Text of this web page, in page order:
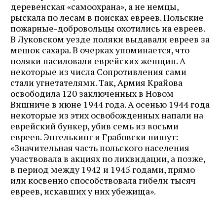
деревенская «самоохрана», а не немцы,
рыскала по лесам в поисках евреев. Польские
пожарные-добровольцы охотились на евреев.
В Луковском уезде поляки выдавали евреев за
мешок сахара. В очерках упоминается, что
поляки насиловали еврейских женщин. А
некоторые из числа Сопротивления сами
стали угнетателями. Так, Армия Крайова
освободила 120 заключенных в Новом
Вишниче в июне 1944 года. А осенью 1944 года
некоторые из этих освобожденных напали на
еврейский бункер, убив семь из восьми
евреев. Энгелькинг и Грабовски пишут:
«Значительная часть польского населения
участвовала в акциях по ликвидации, а позже,
в период между 1942 и 1945 годами, прямо
или косвенно способствовала гибели тысяч
евреев, искавших у них убежища».